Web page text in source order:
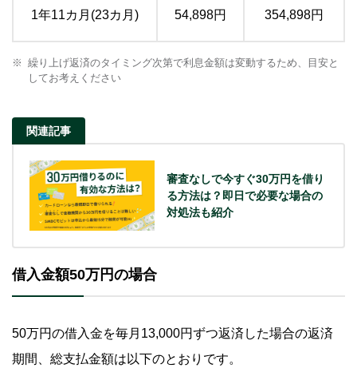
1年11カ月(23カ月) 54,898円 354,898円
繰り上げ返済のタイミング次第で利息金額は変動するため、目安と
してお考えください
関連記事
審査なしで今すぐ30万円を借り
る方法は？即日で必要な場合の
対処法も紹介
借入金額50万円の場合
50万円の借入金を毎月13,000円ずつ返済した場合の返済
期間、総支払金額は以下のとおりです。